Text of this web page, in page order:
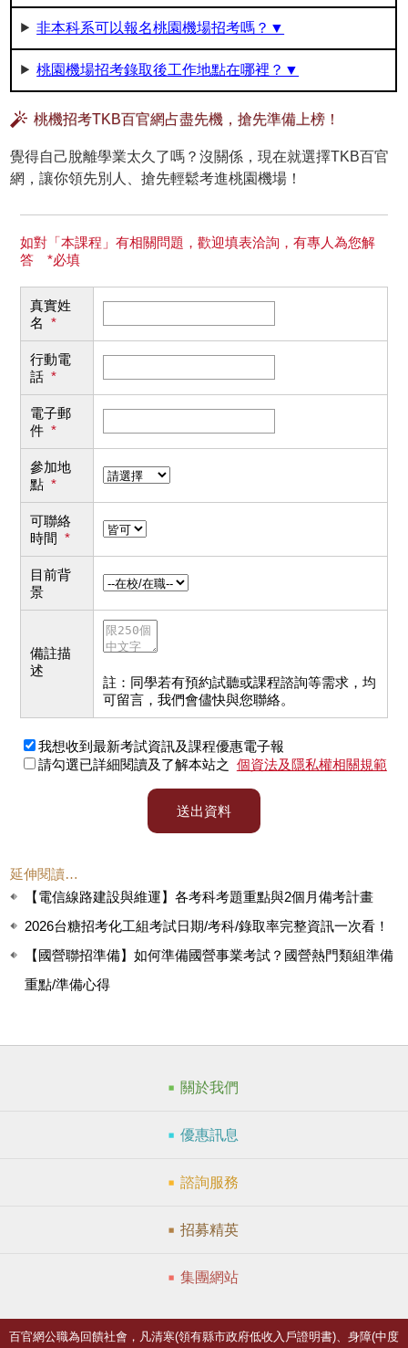
非本科系可以報名桃園機場招考嗎？▼
桃園機場招考錄取後工作地點在哪裡？▼
桃機招考TKB百官網占盡先機，搶先準備上榜！
覺得自己脫離學業太久了嗎？沒關係，現在就選擇TKB百官
網，讓你領先別人、搶先輕鬆考進桃園機場！
如對「本課程」有相關問題，歡迎填表洽詢，有專人為您解
答 *必填
真實姓
名 *
行動電
話 *
電子郵
件 *
參加地
點 *
可聯絡
時間 *
目前背
景
備註描
述
註：同學若有預約試聽或課程諮詢等需求，均
可留言，我們會儘快與您聯絡。
我想收到最新考試資訊及課程優惠電子報
請勾選已詳細閱讀及了解本站之 個資法及隱私權相關規範
送出資料
延伸閱讀…
【電信線路建設與維運】各考科考題重點與2個月備考計畫
2026台糖招考化工組考試日期/考科/錄取率完整資訊一次看！
【國營聯招準備】如何準備國營事業考試？國營熱門類組準備
重點/準備心得
關於我們
優惠訊息
諮詢服務
招募精英
集團網站
百官網公職為回饋社會，凡清寒(領有縣市政府低收入戶證明書)、身障(中度